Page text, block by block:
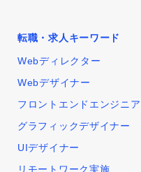
転職・求人キーワード
Webディレクター
Webデザイナー
フロントエンドエンジニア
グラフィックデザイナー
UIデザイナー
リモートワーク実施